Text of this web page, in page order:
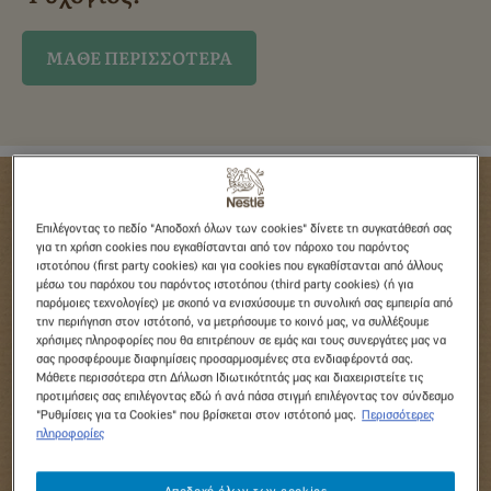
ΜΑΘΕ ΠΕΡΙΣΣΟΤΕΡΑ
Το γλυκό του μήνα
Χριστουγεννιάτικοι κύβοι
Επιλέγοντας το πεδίο "Αποδοχή όλων των cookies" δίνετε τη συγκατάθεσή σας
για τη χρήση cookies που εγκαθίστανται από τον πάροχο του παρόντος
ιστοτόπου (first party cookies) και για cookies που εγκαθίστανται από άλλους
μέσω του παρόχου του παρόντος ιστοτόπου (third party cookies) (ή για
παρόμοιες τεχνολογίες) με σκοπό να ενισχύσουμε τη συνολική σας εμπειρία από
την περιήγηση στον ιστότοπό, να μετρήσουμε το κοινό μας, να συλλέξουμε
χρήσιμες πληροφορίες που θα επιτρέπουν σε εμάς και τους συνεργάτες μας να
σας προσφέρουμε διαφημίσεις προσαρμοσμένες στα ενδιαφέροντά σας.
Μάθετε περισσότερα στη Δήλωση Ιδιωτικότητάς μας και διαχειριστείτε τις
προτιμήσεις σας επιλέγοντας εδώ ή ανά πάσα στιγμή επιλέγοντας τον σύνδεσμο
"Ρυθμίσεις για τα Cookies" που βρίσκεται στον ιστότοπό μας.
Περισσότερες
πληροφορίες